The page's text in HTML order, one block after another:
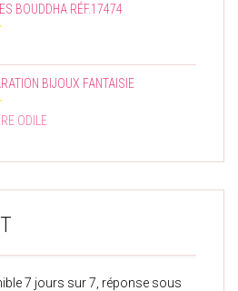
BOUDDHA RÉF.17474
BIJOUX FANTAISIE
ODILE
7 jours sur 7, réponse sous